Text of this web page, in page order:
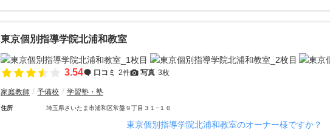
東京個別指導学院北浦和教室
3.54 口コミ 2件 写真 3枚
家庭教師 予備校 学習塾・塾
住所 埼玉県さいたま市浦和区常盤９丁目３１−１６
東京個別指導学院北浦和教室のオーナー様ですか？